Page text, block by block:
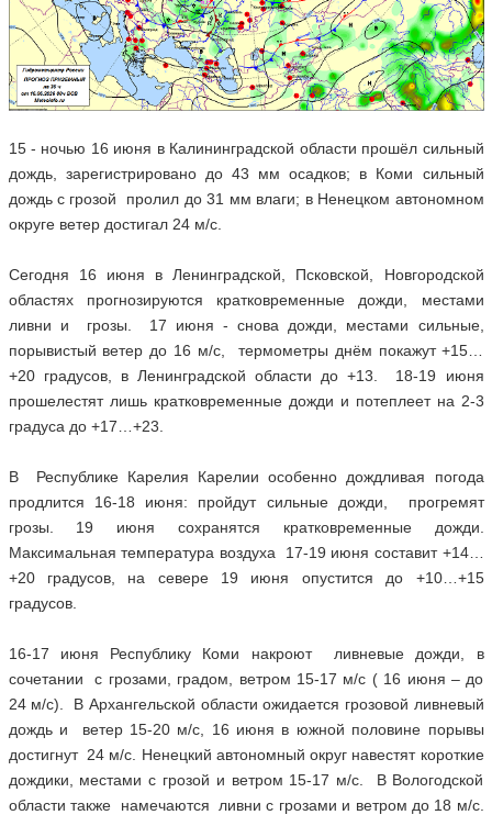
15 - ночью 16 июня в Калининградской области прошёл сильный
дождь, зарегистрировано до 43 мм осадков; в Коми сильный
дождь с грозой пролил до 31 мм влаги; в Ненецком автономном
округе ветер достигал 24 м/с.
Сегодня 16 июня в Ленинградской, Псковской, Новгородской
областях прогнозируются кратковременные дожди, местами
ливни и грозы. 17 июня - снова дожди, местами сильные,
порывистый ветер до 16 м/с, термометры днём покажут +15…
+20 градусов, в Ленинградской области до +13. 18-19 июня
прошелестят лишь кратковременные дожди и потеплеет на 2-3
градуса до +17…+23.
В Республике Карелия Карелии особенно дождливая погода
продлится 16-18 июня: пройдут сильные дожди, прогремят
грозы. 19 июня сохранятся кратковременные дожди.
Максимальная температура воздуха 17-19 июня составит +14…
+20 градусов, на севере 19 июня опустится до +10…+15
градусов.
16-17 июня Республику Коми накроют ливневые дожди, в
сочетании с грозами, градом, ветром 15-17 м/с ( 16 июня – до
24 м/с). В Архангельской области ожидается грозовой ливневый
дождь и ветер 15-20 м/с, 16 июня в южной половине порывы
достигнут 24 м/с. Ненецкий автономный округ навестят короткие
дождики, местами с грозой и ветром 15-17 м/с. В Вологодской
области также намечаются ливни с грозами и ветром до 18 м/с.